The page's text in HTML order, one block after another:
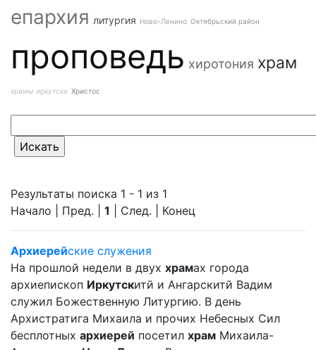
епархия литургия Ново-Ленино Октябрьский район
проповедь хиротония храм
храмы иркутска Христос
Результаты поиска 1 - 1 из 1
Начало | Пред. | 1 | След. | Конец
Архиерейские служения
На прошлой недели в двух храмах города
архиепископ Иркутскитй и Ангарскитй Вадим
служил Божественную Литургию. В день
Архистратига Михаила и прочих Небесных Сил
бесплотных архиерей посетил храм Михаила-